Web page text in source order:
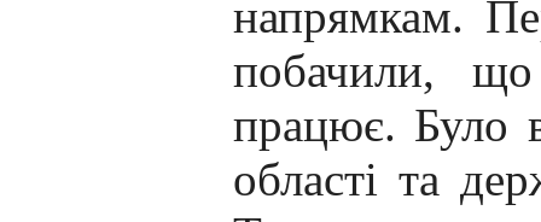
напрямкам.
побачили, що
працює. Було
області та